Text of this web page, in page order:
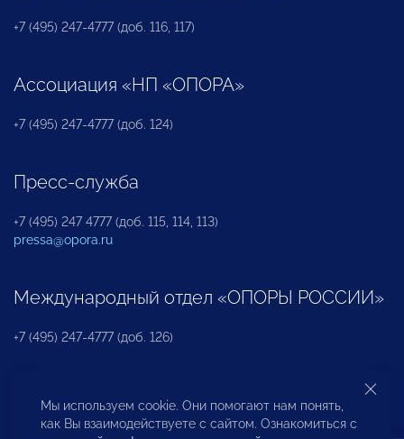
+7 (495) 247-4777 (доб. 116, 117)
Ассоциация «НП «ОПОРА»
+7 (495) 247-4777 (доб. 124)
Пресс-служба
+7 (495) 247 4777 (доб. 115, 114, 113)
pressa@opora.ru
Международный отдел «ОПОРЫ РОССИИ»
+7 (495) 247-4777 (доб. 126)
Бюро по защите прав предпринимателей и
инвесторов
Мы используем cookie. Они помогают нам понять,
как Вы взаимодействуете с сайтом. Ознакомиться с